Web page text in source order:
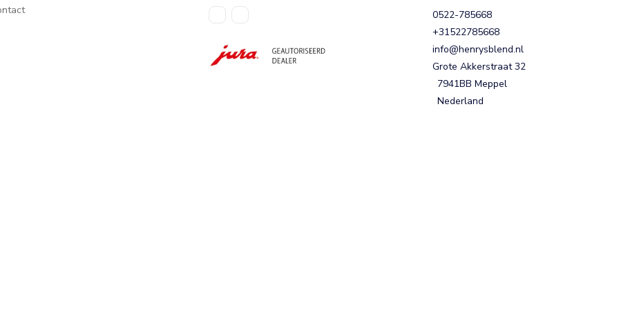
0522-785668
+31522785668
info@henrysblend.nl
Grote Akkerstraat 32
7941BB Meppel
Nederland